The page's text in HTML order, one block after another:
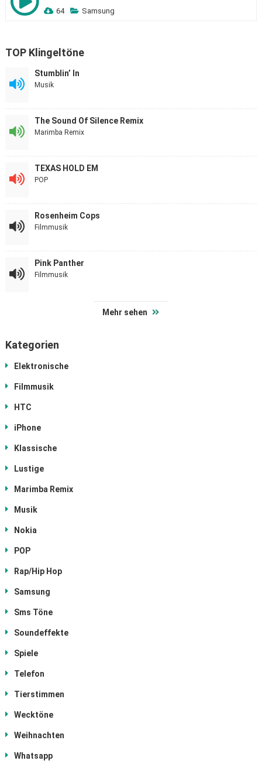
64 Samsung
TOP Klingeltöne
Stumblin’ In
Musik
The Sound Of Silence Remix
Marimba Remix
TEXAS HOLD EM
POP
Rosenheim Cops
Filmmusik
Pink Panther
Filmmusik
Mehr sehen
Kategorien
Elektronische
Filmmusik
HTC
iPhone
Klassische
Lustige
Marimba Remix
Musik
Nokia
POP
Rap/Hip Hop
Samsung
Sms Töne
Soundeffekte
Spiele
Telefon
Tierstimmen
Wecktöne
Weihnachten
Whatsapp